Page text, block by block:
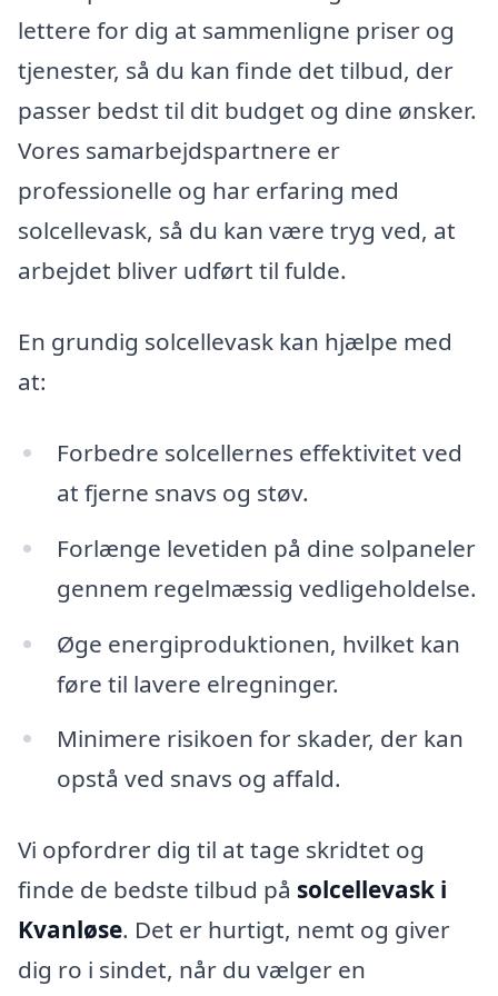
lettere for dig at sammenligne priser og
tjenester, så du kan finde det tilbud, der
passer bedst til dit budget og dine ønsker.
Vores samarbejdspartnere er
professionelle og har erfaring med
solcellevask, så du kan være tryg ved, at
arbejdet bliver udført til fulde.
En grundig solcellevask kan hjælpe med
at:
Forbedre solcellernes effektivitet ved
at fjerne snavs og støv.
Forlænge levetiden på dine solpaneler
gennem regelmæssig vedligeholdelse.
Øge energiproduktionen, hvilket kan
føre til lavere elregninger.
Minimere risikoen for skader, der kan
opstå ved snavs og affald.
Vi opfordrer dig til at tage skridtet og
finde de bedste tilbud på solcellevask i
Kvanløse. Det er hurtigt, nemt og giver
dig ro i sindet, når du vælger en